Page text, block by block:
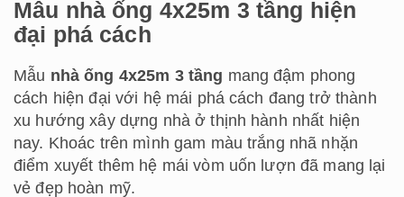
Mẫu nhà ống 4x25m 3 tầng hiện
đại phá cách
Mẫu nhà ống 4x25m 3 tầng mang đậm phong
cách hiện đại với hệ mái phá cách đang trở thành
xu hướng xây dựng nhà ở thịnh hành nhất hiện
nay. Khoác trên mình gam màu trắng nhã nhặn
điểm xuyết thêm hệ mái vòm uốn lượn đã mang lại
vẻ đẹp hoàn mỹ.